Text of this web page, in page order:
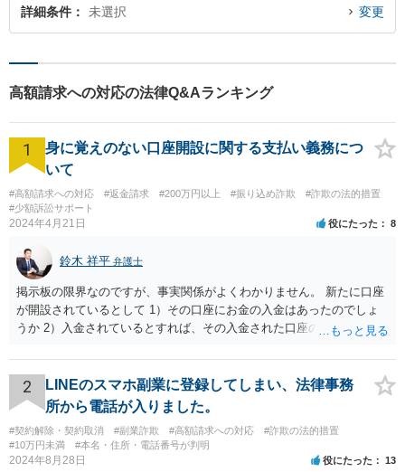
詳細条件 未選択 変更
高額請求への対応の法律Q&Aランキング
1
身に覚えのない口座開設に関する支払い義務につ
いて
#高額請求への対応 #返金請求 #200万円以上 #振り込め詐欺
#詐欺の法的措置
#少額訴訟サポート
2024年4月21日 役にたった 8
鈴木 祥平 弁護士
掲示板の限界なのですが、事実関係がよくわかりません。 新たに口座
が開設されているとして 1）その口座にお金の入金はあったのでしょ
うか 2）入金されているとすれば、その入金された口座の資金は引き
がポイントですよね。口座を悪用する人は、「その口座に入ったお金
を手に入れる」ことが目的ですから、あなたがキャッシュカードを持
っている場合には、キャッシュカードで引き出すことはあなたしかで
きませんから、できるとすれば、ネット上あるいはアプリ上で第三者
に送金することくらいだと思います。あなたの名義の口座であるか
ら、お金の動きくらいは調べることが可能であると思います。 その上
2
LINEのスマホ副業に登録してしまい、法律事務
所から電話が入りました。
#契約解除・契約取消 #副業詐欺 #高額請求への対応
#詐欺の法的措置
#10万円未満
#本名・住所・電話番号が判明
2024年8月28日 役にたった 13